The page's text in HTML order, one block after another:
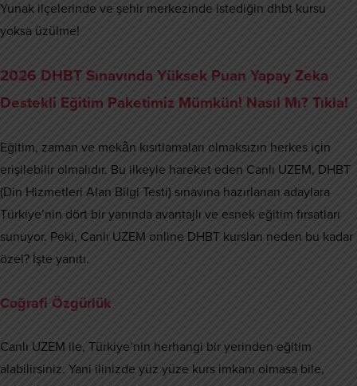
Yunak ilçelerinde ve şehir merkezinde istediğin dhbt kursu
yoksa üzülme!
2026 DHBT Sınavında Yüksek Puan Yapay Zeka
Destekli Eğitim Paketimiz Mümkün! Nasıl Mı? Tıkla!
Eğitim, zaman ve mekân kısıtlamaları olmaksızın herkes için
erişilebilir olmalıdır. Bu ilkeyle hareket eden Canlı UZEM, DHBT
(Din Hizmetleri Alan Bilgi Testi) sınavına hazırlanan adaylara
Türkiye’nin dört bir yanında avantajlı ve esnek eğitim fırsatları
sunuyor. Peki, Canlı UZEM online DHBT kursları neden bu kadar
özel? İşte yanıtı.
Coğrafi Özgürlük
Canlı UZEM ile, Türkiye’nin herhangi bir yerinden eğitim
alabilirsiniz. Yani ilinizde yüz yüze kurs imkanı olmasa bile,